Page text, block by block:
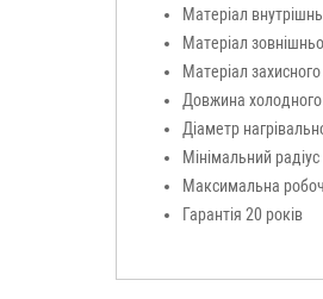
Матеріал
Матеріал
Матеріал
Довжина холодного
Діаметр
Мінімальний
Максимальна
Гарантія 20 років